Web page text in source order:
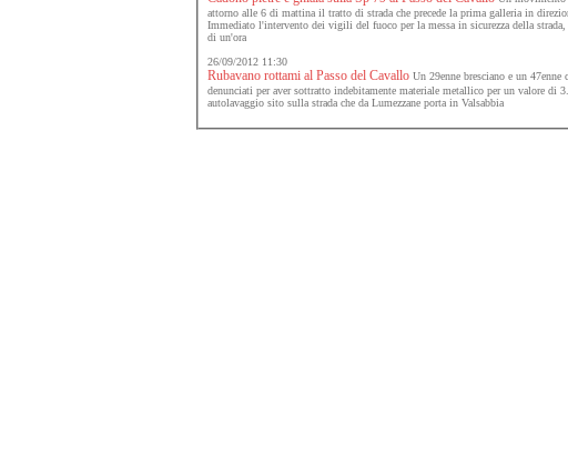
attorno alle 6 di mattina il tratto di strada che precede la prima galleria in
Immediato l'intervento dei vigili del fuoco per la messa in sicurezza della
di un'ora
26/09/2012 11:30
Rubavano rottami al Passo del CavalloUn 29enne bresciano e un 47enne
denunciati per aver sottratto indebitamente materiale metallico per un valore di
autolavaggio sito sulla strada che da Lumezzane porta in Valsabbia